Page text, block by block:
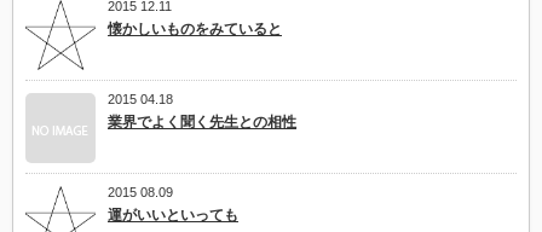
2015 12.11
懐かしいものをみていると
2015 04.18
業界でよく聞く先生との相性
2015 08.09
運がいいといっても